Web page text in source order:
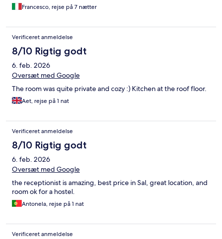
Francesco, rejse på 7 nætter
Verificeret anmeldelse
8/10 Rigtig godt
6. feb. 2026
Oversæt med Google
The room was quite private and cozy :) Kitchen at the roof floor.
Aet, rejse på 1 nat
Verificeret anmeldelse
8/10 Rigtig godt
6. feb. 2026
Oversæt med Google
the receptionist is amazing, best price in Sal, great location, and
room ok for a hostel.
Antonela, rejse på 1 nat
Verificeret anmeldelse